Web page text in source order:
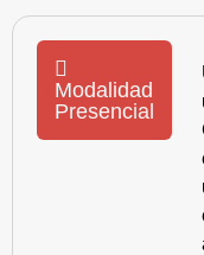
Modalidad
Presencial